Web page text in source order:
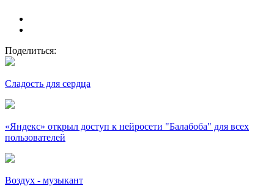
Поделиться:
Сладость для сердца
«Яндекс» открыл доступ к нейросети "Балабоба" для всех
пользователей
Воздух - музыкант